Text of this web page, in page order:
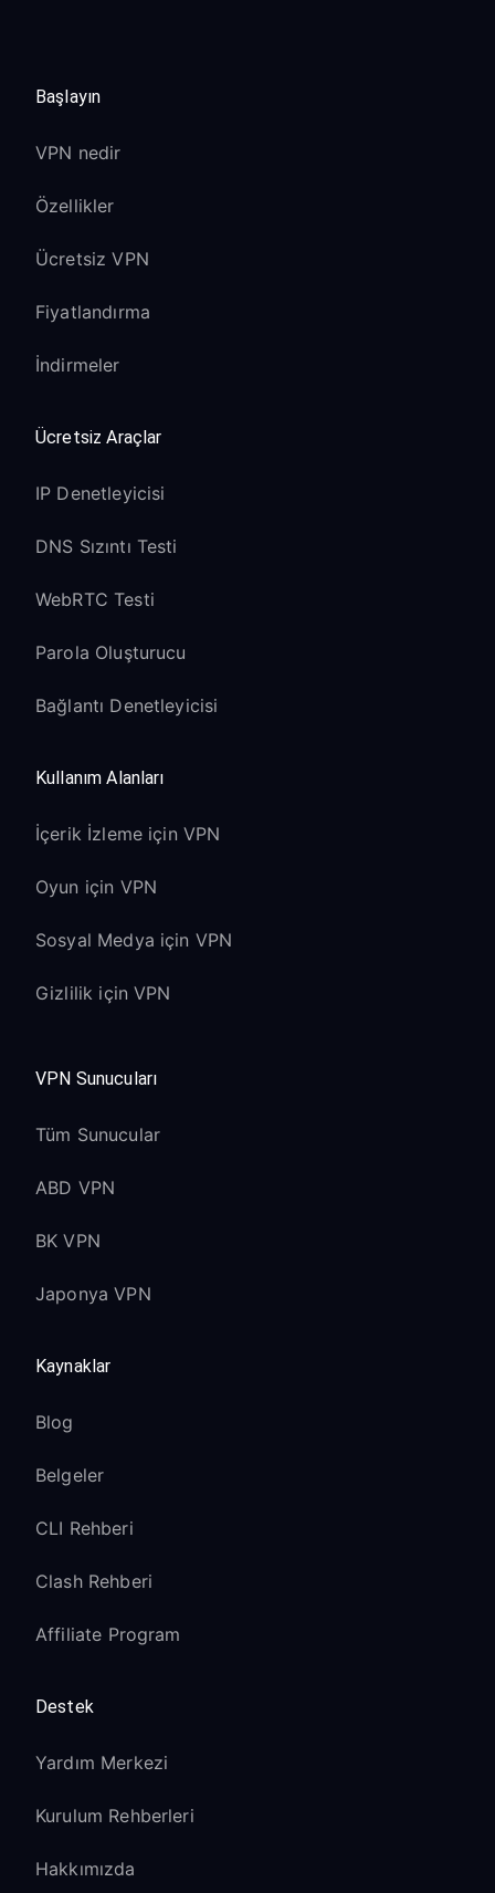
Başlayın
VPN nedir
Özellikler
Ücretsiz VPN
Fiyatlandırma
İndirmeler
Ücretsiz Araçlar
IP Denetleyicisi
DNS Sızıntı Testi
WebRTC Testi
Parola Oluşturucu
Bağlantı Denetleyicisi
Kullanım Alanları
İçerik İzleme için VPN
Oyun için VPN
Sosyal Medya için VPN
Gizlilik için VPN
VPN Sunucuları
Tüm Sunucular
ABD VPN
BK VPN
Japonya VPN
Kaynaklar
Blog
Belgeler
CLI Rehberi
Clash Rehberi
Affiliate Program
Destek
Yardım Merkezi
Kurulum Rehberleri
Hakkımızda